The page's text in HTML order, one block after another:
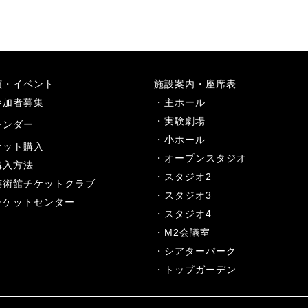
イベント
加者募集
ンダー
ト購入
入方法
術館チケットクラブ
ケットセンター
施設案内・座席表
主ホール
実験劇場
小ホール
オープンスタジオ
スタジオ2
スタジオ3
スタジオ4
M2会議室
シアターパーク
トップガーデン